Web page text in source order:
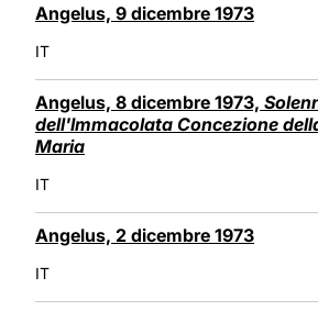
Angelus, 9 dicembre 1973
IT
Angelus, 8 dicembre 1973,
dell'Immacolata Concezione
Maria
IT
Angelus, 2 dicembre 1973
IT